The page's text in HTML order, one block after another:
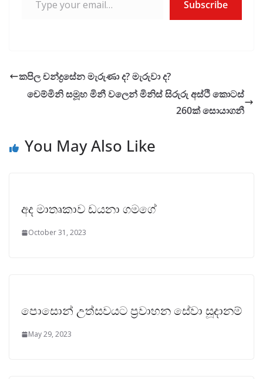
Subscribe
කපිල චන්ද්‍රසේන මැරුණා ද? මැරුවා ද?
චෙම්මිනි සමූහ මිනී වලෙන් මිනිස් සිරුරු අස්ථි කොටස්
260ක් සොයාගනී
You May Also Like
අද මාතෘකාව ඩයනා ගමගේ
October 31, 2023
පොසොන් උත්සවයට ප්‍රවාහන ‌සේවා සූදානම්
May 29, 2023